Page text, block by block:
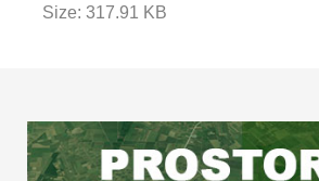
Size: 317.91 KB